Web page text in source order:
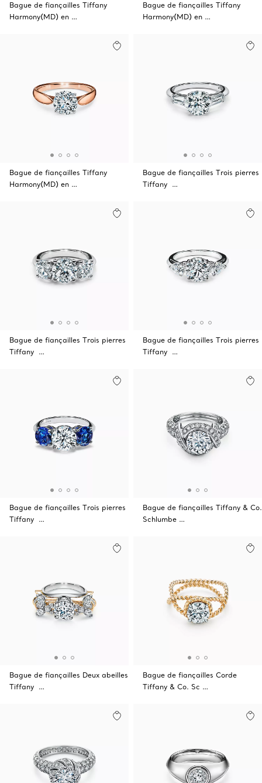
Bague de fiançailles Tiffany
Harmony(MD) en …
Bague de fiançailles Tiffany
Harmony(MD) en …
Bague de fiançailles Tiffany
Harmony(MD) en …
Bague de fiançailles Trois pierres
Tiffany …
Bague de fiançailles Trois pierres
Tiffany …
Bague de fiançailles Trois pierres
Tiffany …
Bague de fiançailles Trois pierres
Tiffany …
Bague de fiançailles Tiffany & Co.
Schlumbe …
Bague de fiançailles Deux abeilles
Tiffany …
Bague de fiançailles Corde
Tiffany & Co. Sc …